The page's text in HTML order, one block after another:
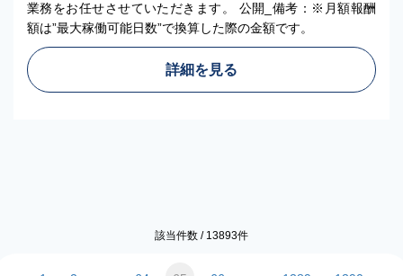
業務をお任せさせていただきます。 公開_備考：※月額報酬
額は”最大稼働可能日数”で換算した際の金額です。
詳細を見る
該当件数 / 13893件